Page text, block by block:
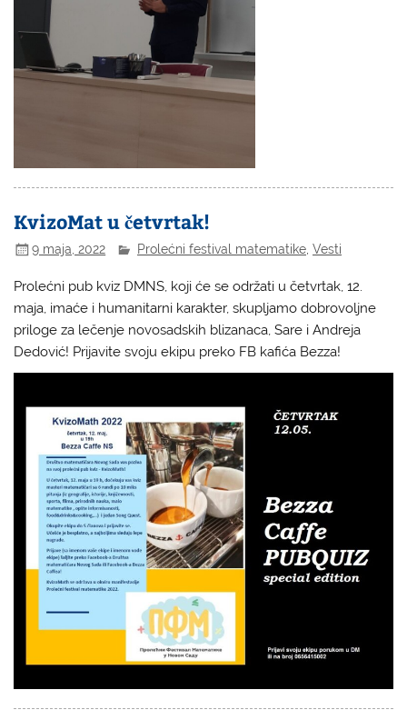
KvizoMat u četvrtak!
9 maja, 2022 Prolećni festival matematike ,Vesti
Prolećni pub kviz DMNS, koji će se održati u četvrtak, 12.
maja, imaće i humanitarni karakter, skupljamo dobrovoljne
priloge za lečenje novosadskih blizanaca, Sare i Andreja
Dedović! Prijavite svoju ekipu preko FB kafića Bezza!